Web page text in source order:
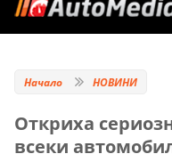
Начало НОВИНИ
Откриха
всеки